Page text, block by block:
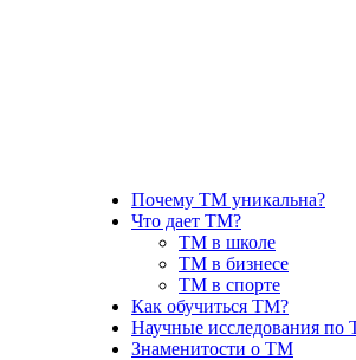
Почему ТМ уникальна?
Что дает ТМ?
ТМ в школе
ТМ в бизнесе
ТМ в спорте
Как обучиться ТМ?
Научные исследования по
Знаменитости о ТМ